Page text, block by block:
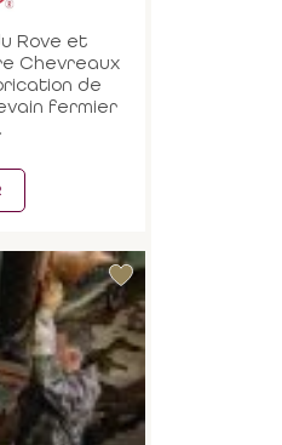
Rove et
Chevreaux
de
fermier